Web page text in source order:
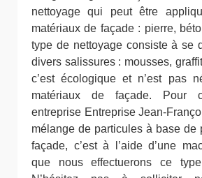
nettoyage qui peut être
matériaux de façade : pierre,
type de nettoyage consiste à se
divers salissures : mousses,
c’est écologique et n’est pas
matériaux de façade. Pour
entreprise Entreprise Jean-
mélange de particules à base de
façade, c’est à l’aide d’une
que nous effectuerons ce